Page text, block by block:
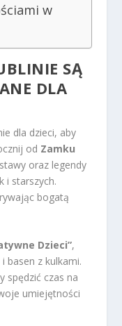
w
SĄ
DLA
dla dzieci, aby
od Zamku
oraz legendy
i starszych.
bogatą
Dzieci”,
basen z kulkami.
spędzić czas na
umiejętności